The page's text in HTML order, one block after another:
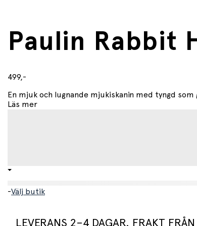
Mått
Skötselråd
• Handtvätt rekommenderas
• Hängtorkas
Paulin Rabbit
499,-
En mjuk och lugnande mjukiskanin med tyngd
Läs mer
-Välj butik
LEVERANS 2–4 DAGAR. FRAKT